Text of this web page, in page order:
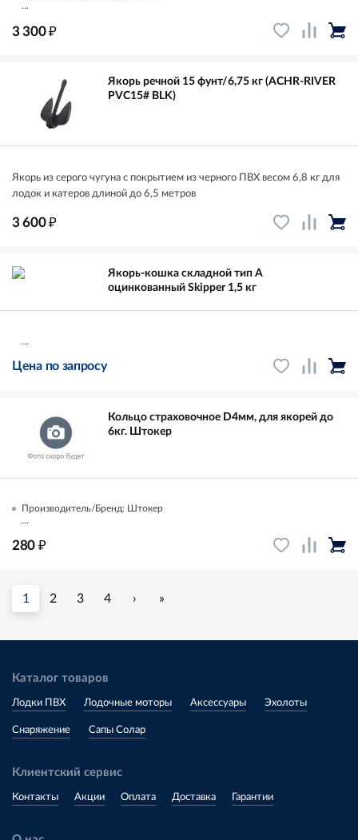
...
3 300₽
Якорь речной 15 фунт/6,75 кг (ACHR-RIVER
PVC15# BLK)
Якорь из серого чугуна с покрытием из черного ПВХ весом 6,8 кг для
лодок и катеров длиной до 6,5 метров
3 600₽
Якорь-кошка складной тип A
оцинкованный Skipper 1,5 кг
...
Цена по запросу
Кольцо страховочное D4мм, для якорей до
6кг. Штокер
Производитель/Бренд: Штокер
...
280 ₽
1 2 3 4 › »
Каталог товаров
Лодки ПВХ Лодочные моторы Аксессуары Эхолоты
Снаряжение Сапы Солар
Клиентский сервис
Контакты Акции Оплата Доставка Гарантии